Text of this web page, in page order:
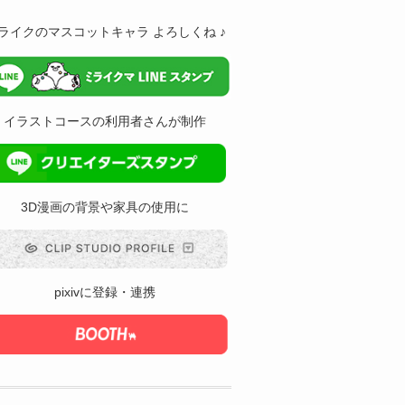
イクのマスコットキャラ よろしくね ♪
イラストコースの利用者さんが制作
3D漫画の背景や家具の使用に
pixivに登録・連携